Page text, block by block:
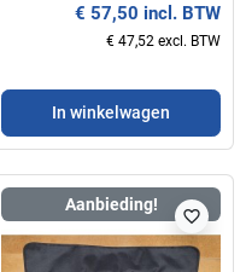
€ 57,50 incl. BTW
€ 47,52 excl. BTW
In winkelwagen
Aanbieding!
favorite_border